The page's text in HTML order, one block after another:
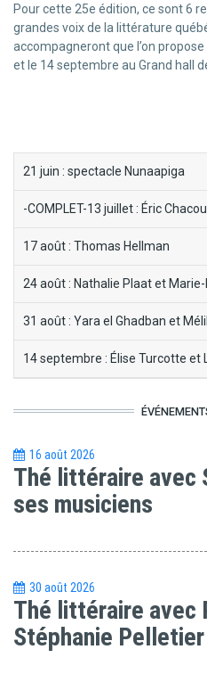
Pour cette 25e édition, ce sont 6
grandes voix de la littérature
accompagneront que l’on
et le 14 septembre au Grand hall
block-
thes-
litteraires
21 juin : spectacle Nunaapiga
-COMPLET-13 juillet : Éric
17 août : Thomas Hellman
24 août : Nathalie Plaat et
31 août : Yara el Ghadban et
14 septembre : Élise Turcotte et
16 août 2026
Thé littéraire avec
ses musiciens
30 août 2026
Thé littéraire avec
Stéphanie Pelletier